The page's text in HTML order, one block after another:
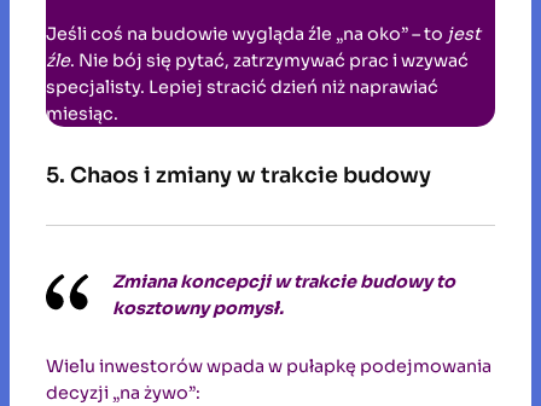
Jeśli coś na budowie wygląda źle „na oko” – to jest
źle. Nie bój się pytać, zatrzymywać prac i wzywać
specjalisty. Lepiej stracić dzień niż naprawiać
miesiąc.
5. Chaos i zmiany w trakcie budowy
Zmiana koncepcji w trakcie budowy to
kosztowny pomysł.
Wielu inwestorów wpada w pułapkę podejmowania
decyzji „na żywo”: